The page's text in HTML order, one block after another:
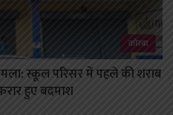
कोरबा
स्कूल परिसर में पहले की शराब
हुए बदमाश